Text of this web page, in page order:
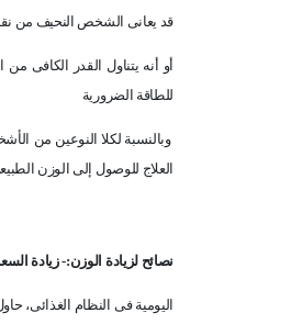
قد يعانى الشخص النحيف من
أو أنه يتناول القدر
للطاقة الضرورية
وبالنسبة لكلا النوعين من
العلاج للوصول إلى الوزن
نصائح لزيادة الوزن:- زيادة
اليومية فى النظام الغذائى،